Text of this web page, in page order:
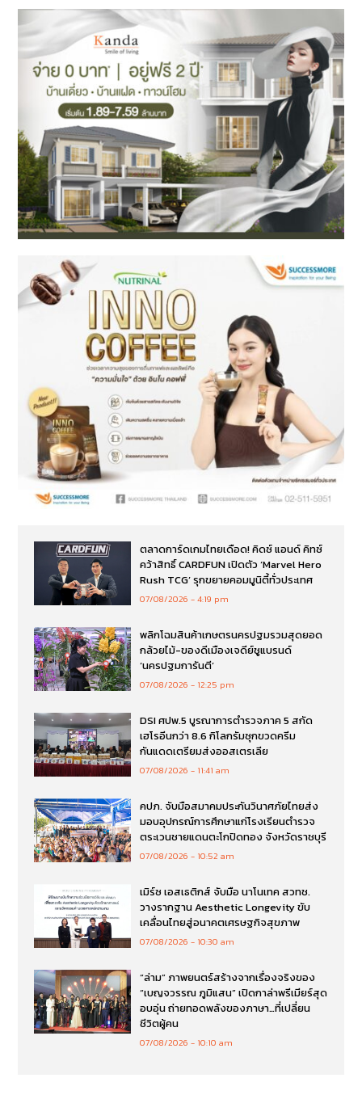
ตลาดการ์ดเกมไทยเดือด! คิดซ์ แอนด์ คิทซ์
คว้าสิทธิ์ CARDFUN เปิดตัว ‘Marvel Hero
Rush TCG’ รุกขยายคอมมูนิตี้ทั่วประเทศ
07/08/2026 4:19 pm
พลิกโฉมสินค้าเกษตรนครปฐมรวมสุดยอด
กล้วยไม้-ของดีเมืองเจดีย์ชูแบรนด์
‘นครปฐมการันตี’
07/08/2026 12:25 pm
DSI ศปพ.5 บูรณาการตำรวจภาค 5 สกัด
เฮโรอีนกว่า 8.6 กิโลกรัมซุกขวดครีม
กันแดดเตรียมส่งออสเตรเลีย
07/08/2026 11:41 am
คปภ. จับมือสมาคมประกันวินาศภัยไทยส่ง
มอบอุปกรณ์การศึกษาแก่โรงเรียนตำรวจ
ตระเวนชายแดนตะโกปิดทอง จังหวัดราชบุรี
07/08/2026 10:52 am
เมิร์ซ เอสเธติกส์ จับมือ นาโนเทค สวทช.
วางรากฐาน Aesthetic Longevity ขับ
เคลื่อนไทยสู่อนาคตเศรษฐกิจสุขภาพ
07/08/2026 10:30 am
“ล่าม” ภาพยนตร์สร้างจากเรื่องจริงของ
“เบญจวรรณ ภูมิแสน” เปิดกาล่าพรีเมียร์สุด
อบอุ่น ถ่ายทอดพลังของภาษา…ที่เปลี่ยน
ชีวิตผู้คน
07/08/2026 10:10 am